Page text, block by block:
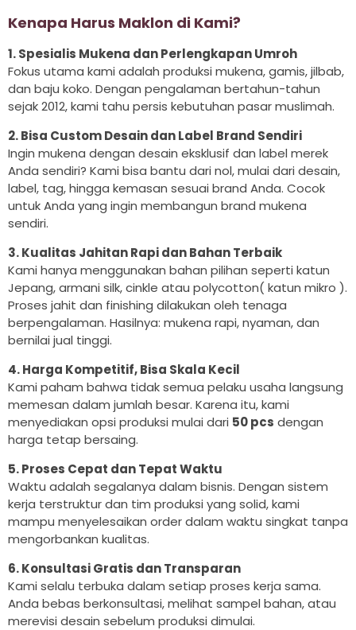
Kenapa Harus Maklon di Kami?
1. Spesialis Mukena dan Perlengkapan Umroh
Fokus utama kami adalah produksi mukena, gamis, jilbab,
dan baju koko. Dengan pengalaman bertahun-tahun
sejak 2012, kami tahu persis kebutuhan pasar muslimah.
2. Bisa Custom Desain dan Label Brand Sendiri
Ingin mukena dengan desain eksklusif dan label merek
Anda sendiri? Kami bisa bantu dari nol, mulai dari desain,
label, tag, hingga kemasan sesuai brand Anda. Cocok
untuk Anda yang ingin membangun brand mukena
sendiri.
3. Kualitas Jahitan Rapi dan Bahan Terbaik
Kami hanya menggunakan bahan pilihan seperti katun
Jepang, armani silk, cinkle atau polycotton( katun mikro ).
Proses jahit dan finishing dilakukan oleh tenaga
berpengalaman. Hasilnya: mukena rapi, nyaman, dan
bernilai jual tinggi.
4. Harga Kompetitif, Bisa Skala Kecil
Kami paham bahwa tidak semua pelaku usaha langsung
memesan dalam jumlah besar. Karena itu, kami
menyediakan opsi produksi mulai dari 50 pcs dengan
harga tetap bersaing.
5. Proses Cepat dan Tepat Waktu
Waktu adalah segalanya dalam bisnis. Dengan sistem
kerja terstruktur dan tim produksi yang solid, kami
mampu menyelesaikan order dalam waktu singkat tanpa
mengorbankan kualitas.
6. Konsultasi Gratis dan Transparan
Kami selalu terbuka dalam setiap proses kerja sama.
Anda bebas berkonsultasi, melihat sampel bahan, atau
merevisi desain sebelum produksi dimulai.